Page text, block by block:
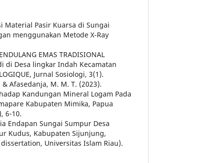
Material Pasir Kuarsa di Sungai
menggunakan Metode X-Ray
EMAS TRADISIONAL
di Desa lingkar Indah Kecamatan
Jurnal Sosiologi, 3(1).
Afasedanja, M. M. T. (2023).
Kandungan Mineral Logam Pada
Kabupaten Mimika, Papua
6-10.
Endapan Sungai Sumpur Desa
Kudus, Kabupaten Sijunjung,
Universitas Islam Riau).